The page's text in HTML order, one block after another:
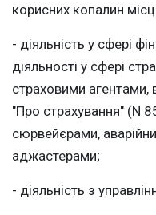
корисних копалин
- діяльність у сфері
діяльності у сфері
страховими
"Про страхування" (N
сюрвейєрами,
аджастерами;
- діяльність з